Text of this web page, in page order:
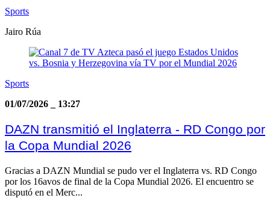
Sports
Jairo Rúa
Sports
01/07/2026
13:27
DAZN transmitió el Inglaterra - RD Congo por
la Copa Mundial 2026
Gracias a DAZN Mundial se pudo ver el Inglaterra vs. RD Congo
por los 16avos de final de la Copa Mundial 2026. El encuentro se
disputó en el Merc...